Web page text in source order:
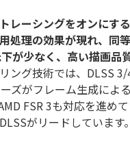
レーシングをオンにす
処理の効果が現れ、同
が少なく、高い描画品
ング技術では、DLSS
ズがフレーム生成によ
FSR 3も対応を進め
がリードしています。